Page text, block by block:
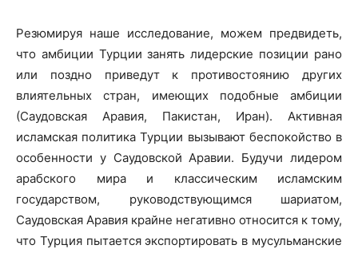
Резюмируя наше исследование, можем предвидеть,
что амбиции Турции занять лидерские позиции рано
или поздно приведут к противостоянию других
влиятельных стран, имеющих подобные амбиции
(Саудовская Аравия, Пакистан, Иран). Активная
исламская политика Турции вызывают беспокойство в
особенности у Саудовской Аравии. Будучи лидером
арабского мира и классическим исламским
государством, руководствующимся шариатом,
Саудовская Аравия крайне негативно относится к тому,
что Турция пытается экспортировать в мусульманские